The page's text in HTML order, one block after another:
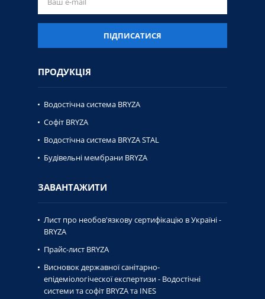
ПІДПИСАТИСЯ
ПРОДУКЦІЯ
Водостічна система BRYZA
Софіт BRYZA
Водостічна система BRYZA STAL
Будівельні мембрани BRYZA
ЗАВАНТАЖИТИ
Лист про необов'язкову сертифікацію в Україні -
BRYZA
Прайс-лист BRYZA
Висновок державної caнiтaрно-
епiдемiологiческої експертизи - Водостічні
системи та софіт BRYZA та INES